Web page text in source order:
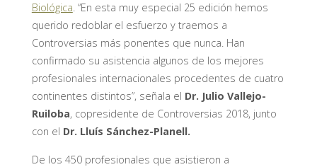
Biológica. “En esta muy especial 25 edición hemos
querido redoblar el esfuerzo y traemos a
Controversias más ponentes que nunca. Han
confirmado su asistencia algunos de los mejores
profesionales internacionales procedentes de cuatro
continentes distintos”, señala el Dr. Julio Vallejo-
Ruiloba, copresidente de Controversias 2018, junto
con el Dr. Lluís Sánchez-Planell.
De los 450 profesionales que asistieron a